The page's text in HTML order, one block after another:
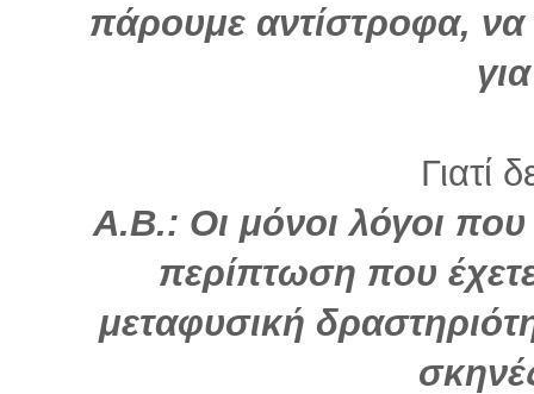
πάρουμε αντίστροφα, να
Γιατί
Α.Β.: Οι μόνοι λόγοι
περίπτωση που
μεταφυσική